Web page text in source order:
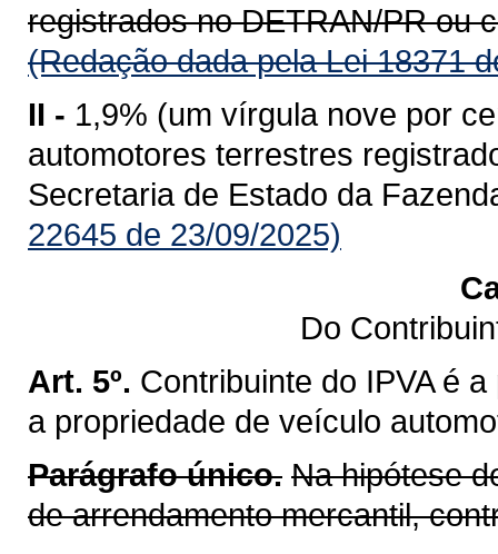
registrados no DETRAN/PR ou
(Redação dada pela Lei 18371
II - 1,9% (um vírgula nove por
automotores terrestres
Secretaria de Estado da
22645 de 23/09/2025)
Do
Art. 5º. Contribuinte do IPVA é
a propriedade de veículo
Parágrafo único. Na hipótese
de arrendamento mercantil,